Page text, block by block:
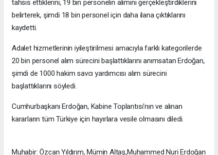
tahsis ettiklerini, 19 bin personelin alımını gerçekleştirdiklerini
belirterek, şimdi 18 bin personel için daha ilana çıktıklarını
kaydetti.
Adalet hizmetlerinin iyileştirilmesi amacıyla farklı kategorilerde
20 bin personel alım sürecini başlattıklarını anımsatan Erdoğan,
şimdi de 1000 hakim savcı yardımcısı alım sürecini
başlattıklarını söyledi.
Cumhurbaşkanı Erdoğan, Kabine Toplantısı'nın ve alınan
kararların tüm Türkiye için hayırlara vesile olmasını diledi.
Muhabir: Özcan Yıldırım, Mümin Altaş,Muhammed Nuri Erdoğan